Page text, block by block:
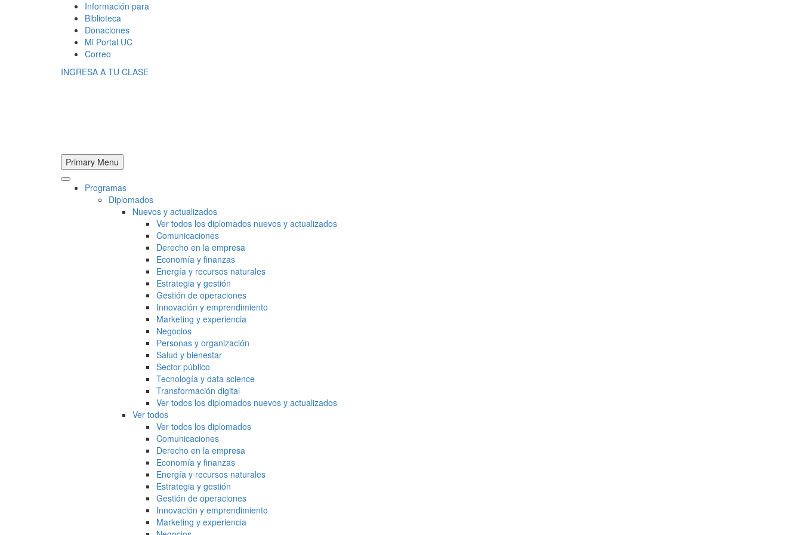
Información para
Biblioteca
Donaciones
Mi Portal UC
Correo
INGRESA A TU CLASE
Primary Menu
Programas
Diplomados
Nuevos y actualizados
Ver todos los diplomados nuevos y actualizados
Comunicaciones
Derecho en la empresa
Economía y finanzas
Energía y recursos naturales
Estrategia y gestión
Gestión de operaciones
Innovación y emprendimiento
Marketing y experiencia
Negocios
Personas y organización
Salud y bienestar
Sector público
Tecnología y data science
Transformación digital
Ver todos los diplomados nuevos y actualizados
Ver todos
Ver todos los diplomados
Comunicaciones
Derecho en la empresa
Economía y finanzas
Energía y recursos naturales
Estrategia y gestión
Gestión de operaciones
Innovación y emprendimiento
Marketing y experiencia